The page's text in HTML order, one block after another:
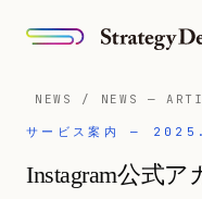
NEWS / NEWS —
サービス案内 —
Instagram公式